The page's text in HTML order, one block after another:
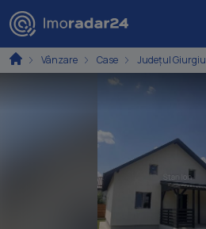
Vânzare Case Județul Giurgiu